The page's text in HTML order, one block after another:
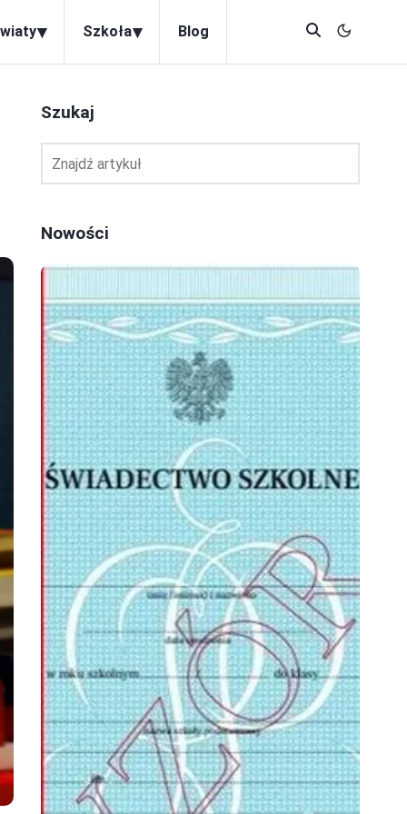
▾ Szkoła▾ Blog
Szukaj
Nowości